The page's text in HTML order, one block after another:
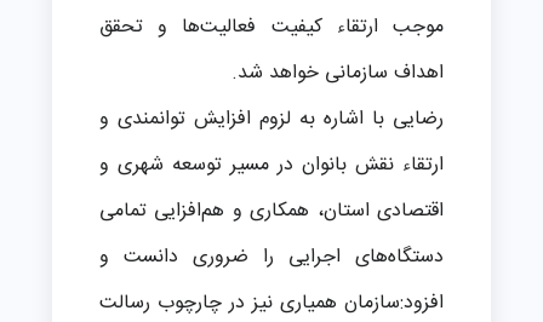
موجب ارتقاء کیفیت فعالیت‌ها و تحقق
اهداف سازمانی خواهد شد.
رضایی با اشاره به لزوم افزایش توانمندی و
ارتقاء نقش بانوان در مسیر توسعه شهری و
اقتصادی استان، همکاری و هم‌افزایی تمامی
دستگاه‌های اجرایی را ضروری دانست و
افزود:سازمان همیاری نیز در چارچوب رسالت